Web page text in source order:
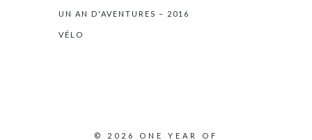
UN AN D'AVENTURES – 2016
VÉLO
© 2026 ONE YEAR OF